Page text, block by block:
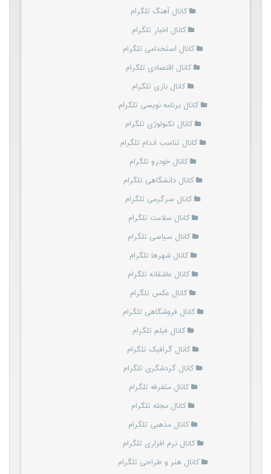
کانال آهنگ تلگرام
کانال اخبار تلگرام
کانال استخدامی تلگرام
کانال اقتصادی تلگرام
کانال بازی تلگرام
کانال برنامه نویسی تلگرام
کانال تکنولوژی تلگرام
کانال تناسب اندام تلگرام
کانال خودرو تلگرام
کانال دانشگاهی تلگرام
کانال سرگرمی تلگرام
کانال سلامت تلگرام
کانال سیاسی تلگرام
کانال شهرها تلگرام
کانال عاشقانه تلگرام
کانال عکس تلگرام
کانال فروشگاهی تلگرام
کانال فیلم تلگرام
کانال گرافیک تلگرام
کانال گردشگری تلگرام
کانال متفرقه تلگرام
کانال مجله تلگرام
کانال مذهبی تلگرام
کانال نرم افزاری تلگرام
کانال هنر و طراحی تلگرام